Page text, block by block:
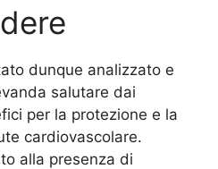
dunque analizzato e
salutare dai
per la protezione e la
cardiovascolare.
alla presenza di